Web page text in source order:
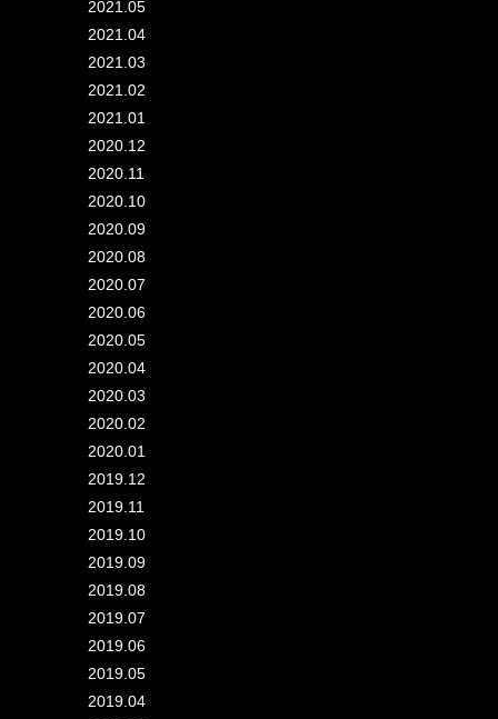
2021.05
2021.04
2021.03
2021.02
2021.01
2020.12
2020.11
2020.10
2020.09
2020.08
2020.07
2020.06
2020.05
2020.04
2020.03
2020.02
2020.01
2019.12
2019.11
2019.10
2019.09
2019.08
2019.07
2019.06
2019.05
2019.04